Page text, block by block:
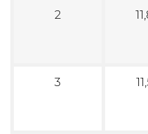
2
3